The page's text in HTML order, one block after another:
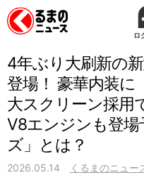
ロ
4年ぶり大刷新の新
登場！ 豪華内装に
大スクリーン採用
V8エンジンも登場
ズ」とは？
2026.05.14 くるまのニュー